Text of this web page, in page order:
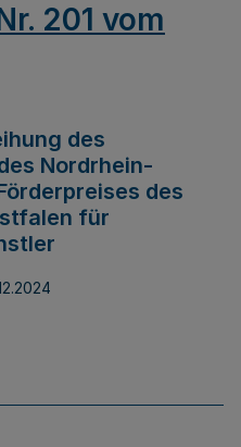
201 vom
des
Nordrhein-
des
für